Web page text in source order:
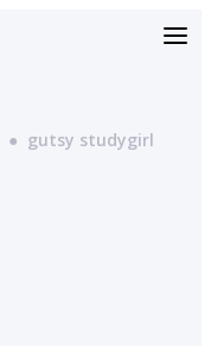
● gutsy studygirl